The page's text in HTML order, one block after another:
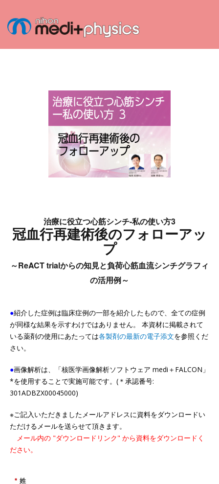
治療に役立つ心筋シンチ-私の使い方3
冠血行再建術後のフォローアッ
プ
～ReACT trialからの知見と負荷心筋血流シンチグラフィ
の活用例～
●紹介した症例は臨床症例の一部を紹介したもので、全ての症例
が同様な結果を示すわけではありません。 本資材に掲載されて
いる薬剤の使用にあたっては各製剤の最新の電子添文を参照くだ
さい。
●画像解析は、「核医学画像解析ソフトウェア medi＋FALCON」
*を使用することで実施可能です。(＊承認番号:
301ADBZX00045000)
※ご記入いただきましたメールアドレスに資料をダウンロードい
ただけるメールを送らせて頂きます。
メール内の "ダウンロードリンク" から資料をダウンロードく
ださい。
* 姓